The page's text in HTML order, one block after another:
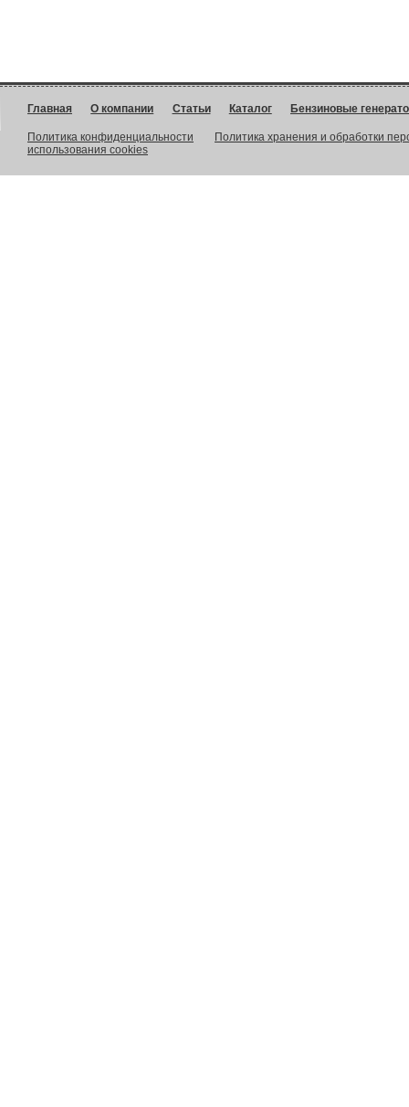
Главная О компании Статьи Каталог Бензиновые
Политика конфиденциальности
Политика хранения и обработки
использования cookies